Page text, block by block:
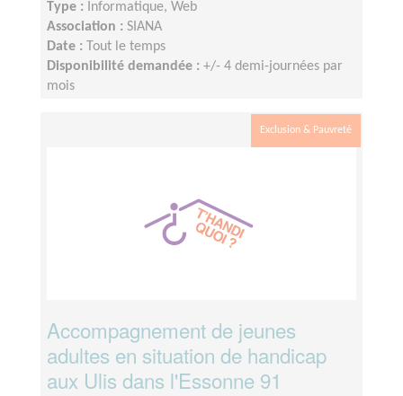
Type :
Informatique, Web
Association : SIANA
Date :
Tout le temps
Disponibilité demandée : +/- 4 demi-journées par
mois
Exclusion & Pauvreté
Accompagnement de jeunes
adultes en situation de handicap
aux Ulis dans l'Essonne 91